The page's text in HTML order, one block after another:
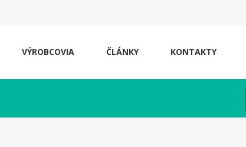
VÝROBCOVIA ČLÁNKY KONTAKTY